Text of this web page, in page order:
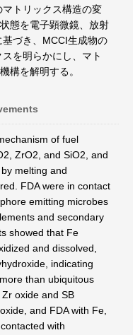
トリックス構造の変
態を電子顕微鏡、放射
づき、MCCI生成物の
を明らかにし、マト
構を解明する。
of fuel
ZrO2, and SiO2, and
melting and
FDA were in contact
emitting microbes
and secondary
showed that Fe
and dissolved,
indicating
than ubiquitous
oxide and SB
and FDA with Fe,
with